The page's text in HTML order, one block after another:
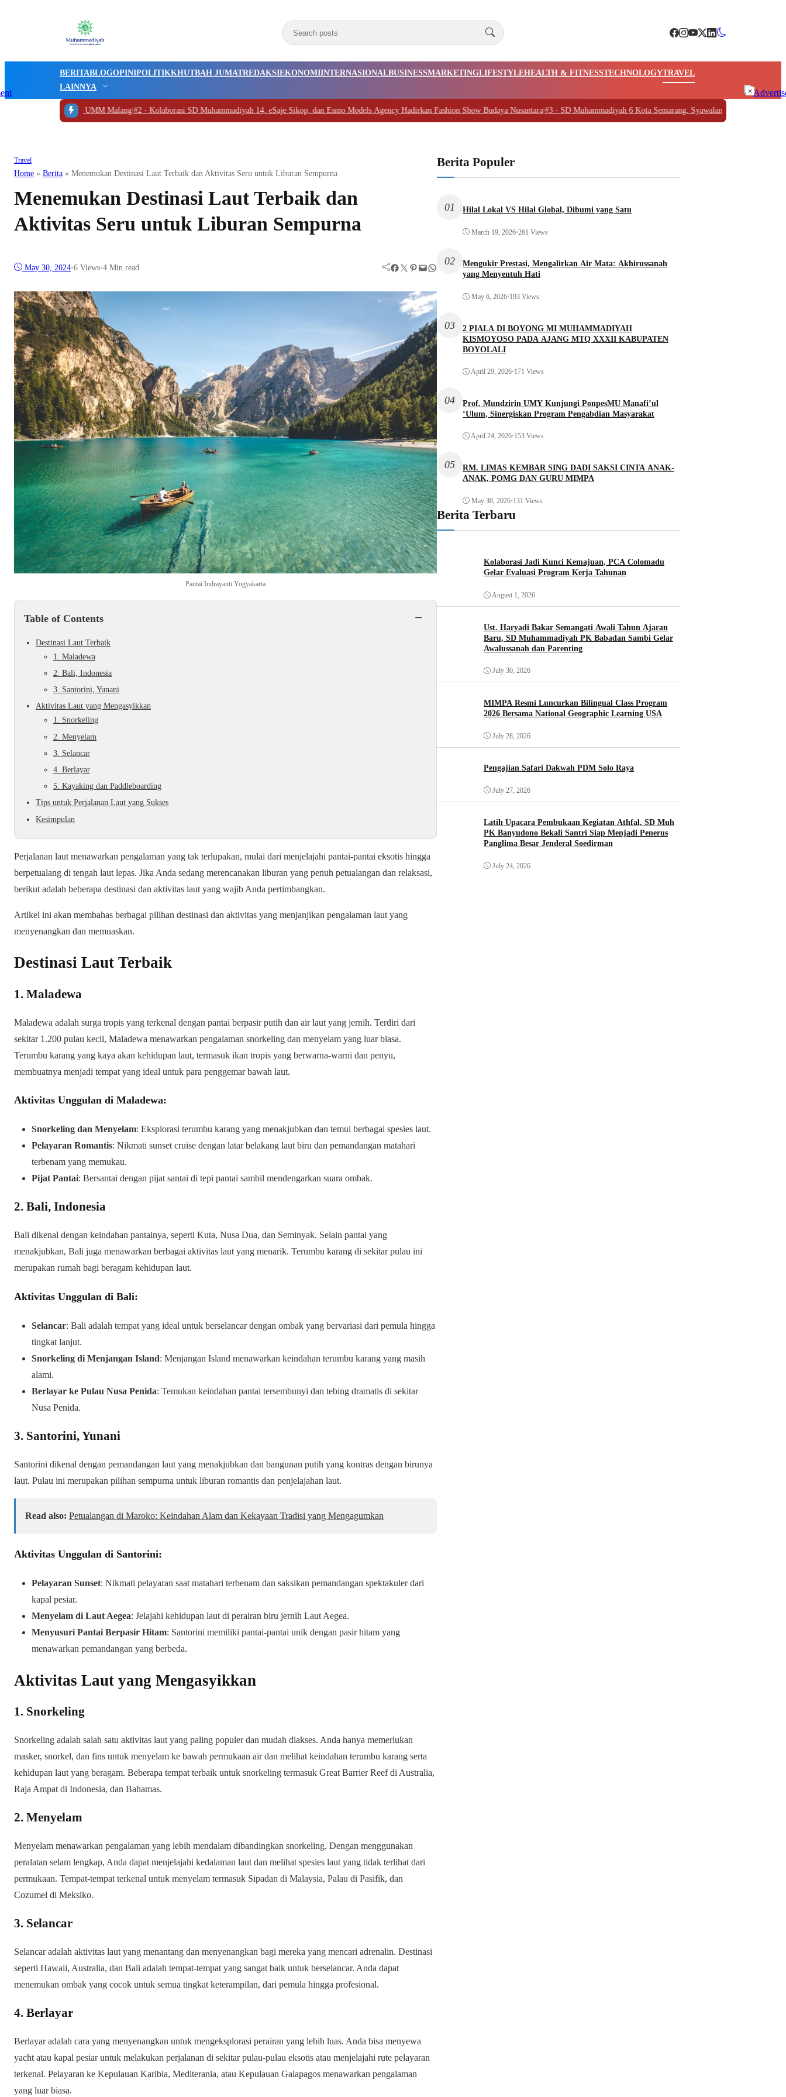
BERITABLOGOPINIPOLITIKKHUTBAH JUMATREDAKSIEKONOMIINTERNASIONALBUSINESSMARKETINGLIFESTYLEHEALTH & FITNESSTECHNOLOGYTRAVEL
LAINNYA
Boyolali ke UMM Malang|#2 -Kolaborasi SD Muhammadiyah 14, eSaje Sikop, dan Esmo Models Agency Hadirkan Fashion Show Budaya Nusantara|#3 -SD Muhammadiyah 6 Kota Semarang, Syawalan dengan Wayang Golek
Travel
Home » Berita » Menemukan Destinasi Laut Terbaik dan Aktivitas Seru untuk Liburan Sempurna
Menemukan Destinasi Laut Terbaik dan
Aktivitas Seru untuk Liburan Sempurna
May 30, 2024•6 Views•4 Min read Facebook Twitter Pinterest Mail WhatsApp
Pantai Indrayanti Yogyakarta
Table of Contents −
Destinasi Laut Terbaik
1. Maladewa
2. Bali, Indonesia
3. Santorini, Yunani
Aktivitas Laut yang Mengasyikkan
1. Snorkeling
2. Menyelam
3. Selancar
4. Berlayar
5. Kayaking dan Paddleboarding
Tips untuk Perjalanan Laut yang Sukses
Kesimpulan
Perjalanan laut menawarkan pengalaman yang tak terlupakan, mulai dari menjelajahi pantai-pantai eksotis hingga
berpetualang di tengah laut lepas. Jika Anda sedang merencanakan liburan yang penuh petualangan dan relaksasi,
berikut adalah beberapa destinasi dan aktivitas laut yang wajib Anda pertimbangkan.
Artikel ini akan membahas berbagai pilihan destinasi dan aktivitas yang menjanjikan pengalaman laut yang
menyenangkan dan memuaskan.
Destinasi Laut Terbaik
1. Maladewa
Maladewa adalah surga tropis yang terkenal dengan pantai berpasir putih dan air laut yang jernih. Terdiri dari
sekitar 1.200 pulau kecil, Maladewa menawarkan pengalaman snorkeling dan menyelam yang luar biasa.
Terumbu karang yang kaya akan kehidupan laut, termasuk ikan tropis yang berwarna-warni dan penyu,
membuatnya menjadi tempat yang ideal untuk para penggemar bawah laut.
Aktivitas Unggulan di Maladewa:
Snorkeling dan Menyelam: Eksplorasi terumbu karang yang menakjubkan dan temui berbagai spesies laut.
Pelayaran Romantis: Nikmati sunset cruise dengan latar belakang laut biru dan pemandangan matahari
terbenam yang memukau.
Pijat Pantai: Bersantai dengan pijat santai di tepi pantai sambil mendengarkan suara ombak.
2. Bali, Indonesia
Bali dikenal dengan keindahan pantainya, seperti Kuta, Nusa Dua, dan Seminyak. Selain pantai yang
menakjubkan, Bali juga menawarkan berbagai aktivitas laut yang menarik. Terumbu karang di sekitar pulau ini
merupakan rumah bagi beragam kehidupan laut.
Aktivitas Unggulan di Bali:
Selancar: Bali adalah tempat yang ideal untuk berselancar dengan ombak yang bervariasi dari pemula hingga
tingkat lanjut.
Snorkeling di Menjangan Island: Menjangan Island menawarkan keindahan terumbu karang yang masih
alami.
Berlayar ke Pulau Nusa Penida: Temukan keindahan pantai tersembunyi dan tebing dramatis di sekitar
Nusa Penida.
3. Santorini, Yunani
Santorini dikenal dengan pemandangan laut yang menakjubkan dan bangunan putih yang kontras dengan birunya
laut. Pulau ini merupakan pilihan sempurna untuk liburan romantis dan penjelajahan laut.
Read also: Petualangan di Maroko: Keindahan Alam dan Kekayaan Tradisi yang Mengagumkan
Aktivitas Unggulan di Santorini:
Pelayaran Sunset: Nikmati pelayaran saat matahari terbenam dan saksikan pemandangan spektakuler dari
kapal pesiar.
Menyelam di Laut Aegea: Jelajahi kehidupan laut di perairan biru jernih Laut Aegea.
Menyusuri Pantai Berpasir Hitam: Santorini memiliki pantai-pantai unik dengan pasir hitam yang
menawarkan pemandangan yang berbeda.
Aktivitas Laut yang Mengasyikkan
1. Snorkeling
Snorkeling adalah salah satu aktivitas laut yang paling populer dan mudah diakses. Anda hanya memerlukan
masker, snorkel, dan fins untuk menyelam ke bawah permukaan air dan melihat keindahan terumbu karang serta
kehidupan laut yang beragam. Beberapa tempat terbaik untuk snorkeling termasuk Great Barrier Reef di Australia,
Raja Ampat di Indonesia, dan Bahamas.
2. Menyelam
Menyelam menawarkan pengalaman yang lebih mendalam dibandingkan snorkeling. Dengan menggunakan
peralatan selam lengkap, Anda dapat menjelajahi kedalaman laut dan melihat spesies laut yang tidak terlihat dari
permukaan. Tempat-tempat terkenal untuk menyelam termasuk Sipadan di Malaysia, Palau di Pasifik, dan
Cozumel di Meksiko.
3. Selancar
Selancar adalah aktivitas laut yang menantang dan menyenangkan bagi mereka yang mencari adrenalin. Destinasi
seperti Hawaii, Australia, dan Bali adalah tempat-tempat yang sangat baik untuk berselancar. Anda dapat
menemukan ombak yang cocok untuk semua tingkat keterampilan, dari pemula hingga profesional.
4. Berlayar
Berlayar adalah cara yang menyenangkan untuk mengeksplorasi perairan yang lebih luas. Anda bisa menyewa
yacht atau kapal pesiar untuk melakukan perjalanan di sekitar pulau-pulau eksotis atau menjelajahi rute pelayaran
terkenal. Pelayaran ke Kepulauan Karibia, Mediterania, atau Kepulauan Galapagos menawarkan pengalaman
yang luar biasa.
Berita Populer
01 Hilal Lokal VS Hilal Global, Dibumi yang Satu
March 19, 2026•261 Views
02
Mengukir Prestasi, Mengalirkan Air Mata: Akhirussanah
yang Menyentuh Hati
May 6, 2026•193 Views
03
2 PIALA DI BOYONG MI MUHAMMADIYAH
KISMOYOSO PADA AJANG MTQ XXXII KABUPATEN
BOYOLALI
April 29, 2026•171 Views
04
Prof. Mundzirin UMY Kunjungi PonpesMU Manafi’ul
‘Ulum, Sinergiskan Program Pengabdian Masyarakat
April 24, 2026•153 Views
05
RM. LIMAS KEMBAR SING DADI SAKSI CINTA ANAK-
ANAK, POMG DAN GURU MIMPA
May 30, 2026•131 Views
Berita Terbaru
Kolaborasi Jadi Kunci Kemajuan, PCA Colomadu
Gelar Evaluasi Program Kerja Tahunan
August 1, 2026
Ust. Haryadi Bakar Semangati Awali Tahun Ajaran
Baru, SD Muhammadiyah PK Babadan Sambi Gelar
Awalussanah dan Parenting
July 30, 2026
MIMPA Resmi Luncurkan Bilingual Class Program
2026 Bersama National Geographic Learning USA
July 28, 2026
Pengajian Safari Dakwah PDM Solo Raya
July 27, 2026
Latih Upacara Pembukaan Kegiatan Athfal, SD Muh
PK Banyudono Bekali Santri Siap Menjadi Penerus
Panglima Besar Jenderal Soedirman
July 24, 2026
×